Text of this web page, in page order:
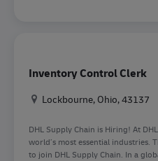
Inventory Control Clerk
Standort
Lockbourne, Ohio, 43137
DHL Supply Chain is Hiring! At
world’s most essential industries.
to join DHL Supply Chain. In a